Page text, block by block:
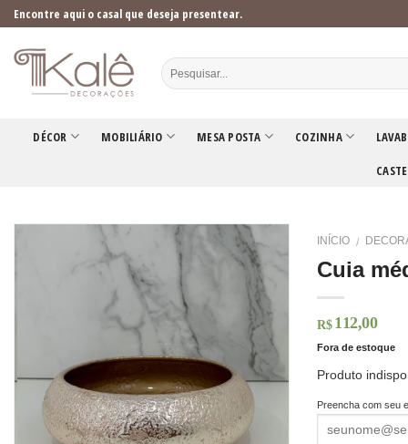
Skip
to
content
Encontre aqui o casal que deseja presentear.
DÉCOR MOBILIÁRIO MESA POSTA COZINHA
INÍCIO /
Cuia
R$ 112,00
Fora de estoque
Produto
Preencha com seu